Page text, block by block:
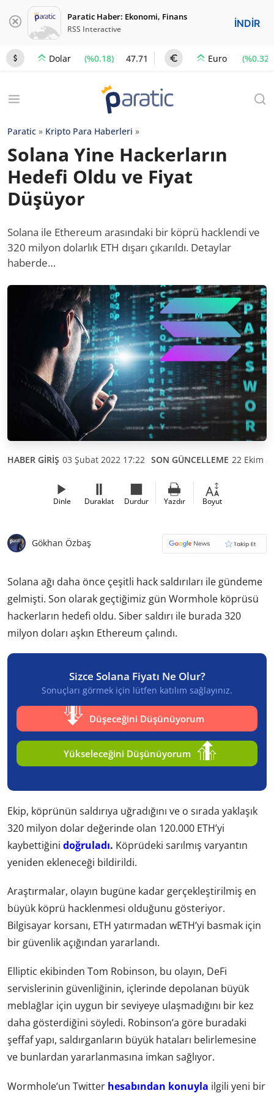
Paratic Haber: Ekonomi, Finans
RSS Interactive İNDİR
Dolar (%0.18) 47.71 Euro (%0.32)
Paratic » Kripto Para Haberleri »
Solana Yine Hackerların
Hedefi Oldu ve Fiyat
Düşüyor
Solana ile Ethereum arasındaki bir köprü hacklendi ve
320 milyon dolarlık ETH dışarı çıkarıldı. Detaylar
haberde…
HABER GİRİŞ 03 Şubat 2022 17:22 SON GÜNCELLEME 22 Ekim
Dinle Duraklat Durdur Yazdır Boyut
Gökhan Özbaş
Solana ağı daha önce çeşitli hack saldırıları ile gündeme
gelmişti. Son olarak geçtiğimiz gün Wormhole köprüsü
hackerların hedefi oldu. Siber saldırı ile burada 320
milyon doları aşkın Ethereum çalındı.
Sizce Solana Fiyatı Ne Olur?
Sonuçları görmek için lütfen katılım sağlayınız.
Düşeceğini Düşünüyorum
Yükseleceğini Düşünüyorum
Ekip, köprünün saldırıya uğradığını ve o sırada yaklaşık
320 milyon dolar değerinde olan 120.000 ETH’yi
kaybettiğini doğruladı. Köprüdeki sarılmış varyantın
yeniden ekleneceği bildirildi.
Araştırmalar, olayın bugüne kadar gerçekleştirilmiş en
büyük köprü hacklenmesi olduğunu gösteriyor.
Bilgisayar korsanı, ETH yatırmadan wETH’yi basmak için
bir güvenlik açığından yararlandı.
Elliptic ekibinden Tom Robinson, bu olayın, DeFi
servislerinin güvenliğinin, içlerinde depolanan büyük
meblağlar için uygun bir seviyeye ulaşmadığını bir kez
daha gösterdiğini söyledi. Robinson’a göre buradaki
şeffaf yapı, saldırganların büyük hataları belirlemesine
ve bunlardan yararlanmasına imkan sağlıyor.
Wormhole’un Twitter hesabından konuyla ilgili yeni bir